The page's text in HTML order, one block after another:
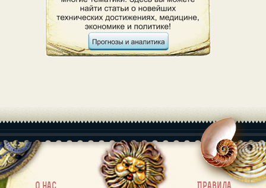
О нас |
Правила